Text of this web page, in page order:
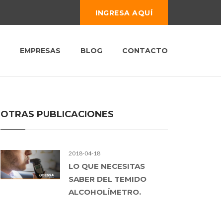
INGRESA AQUÍ
EMPRESAS BLOG CONTACTO
OTRAS PUBLICACIONES
2018-04-18
LO QUE NECESITAS
SABER DEL TEMIDO
ALCOHOLÍMETRO.